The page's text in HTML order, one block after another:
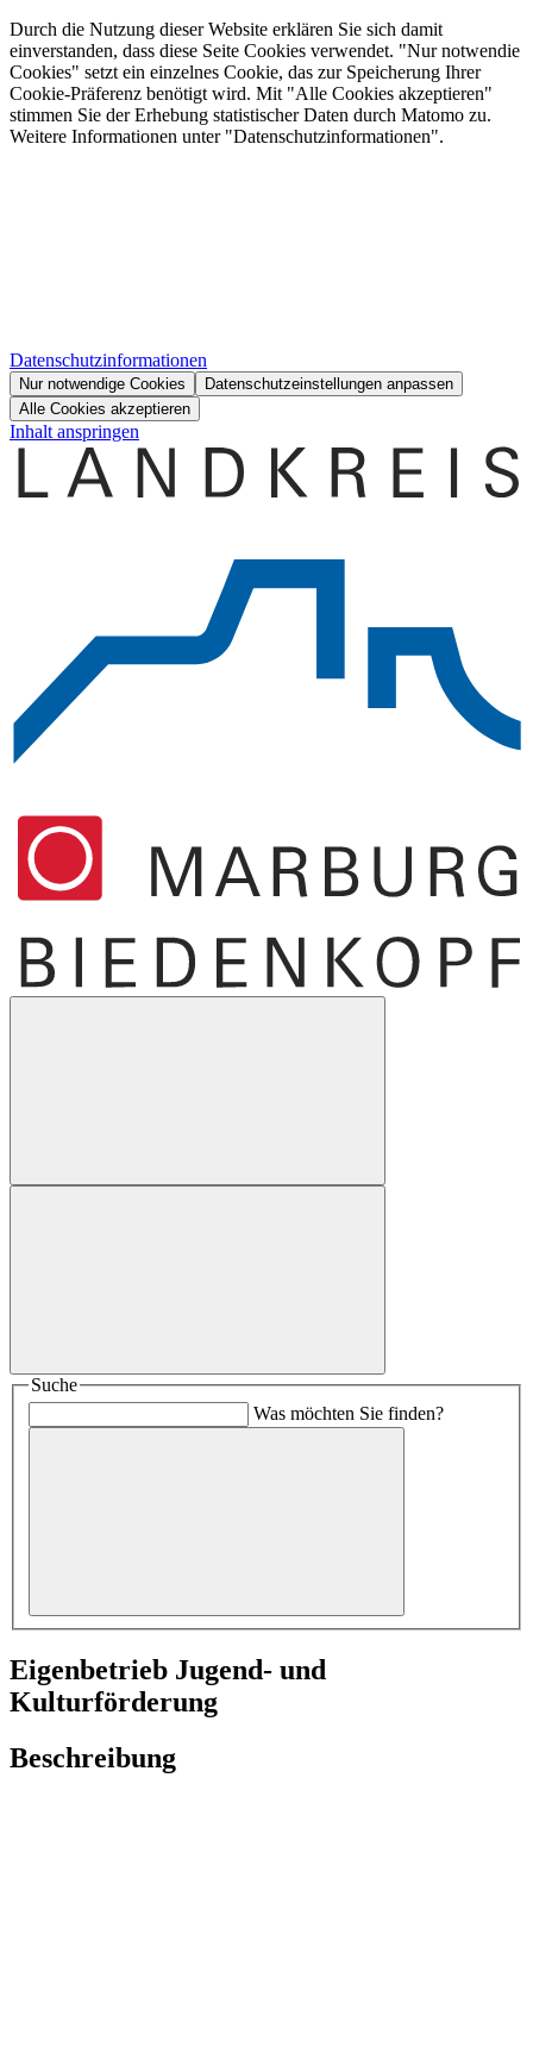
Durch die Nutzung dieser Website erklären Sie sich damit
einverstanden, dass diese Seite Cookies verwendet. "Nur notwendie
Cookies" setzt ein einzelnes Cookie, das zur Speicherung Ihrer
Cookie-Präferenz benötigt wird. Mit "Alle Cookies akzeptieren"
stimmen Sie der Erhebung statistischer Daten durch Matomo zu.
Weitere Informationen unter "Datenschutzinformationen".
Datenschutzinformationen
Nur notwendige Cookies
Datenschutzeinstellungen anpassen
Alle Cookies akzeptieren
Inhalt anspringen
Suche
Was möchten Sie finden?
Eigenbetrieb Jugend- und
Kulturförderung
Beschreibung